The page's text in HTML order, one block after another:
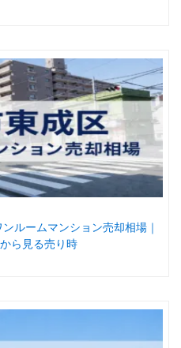
ルームマンション売却相場｜
ら見る売り時